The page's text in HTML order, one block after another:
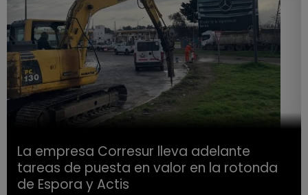
La empresa Corresur lleva adelante
tareas de puesta en valor en la rotonda
de Espora y Actis